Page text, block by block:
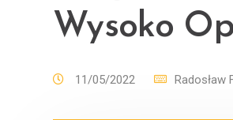
Wysoko
11/05/2022 Radosław